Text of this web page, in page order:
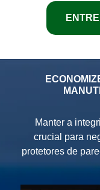
Manter a
crucial para
protetores de